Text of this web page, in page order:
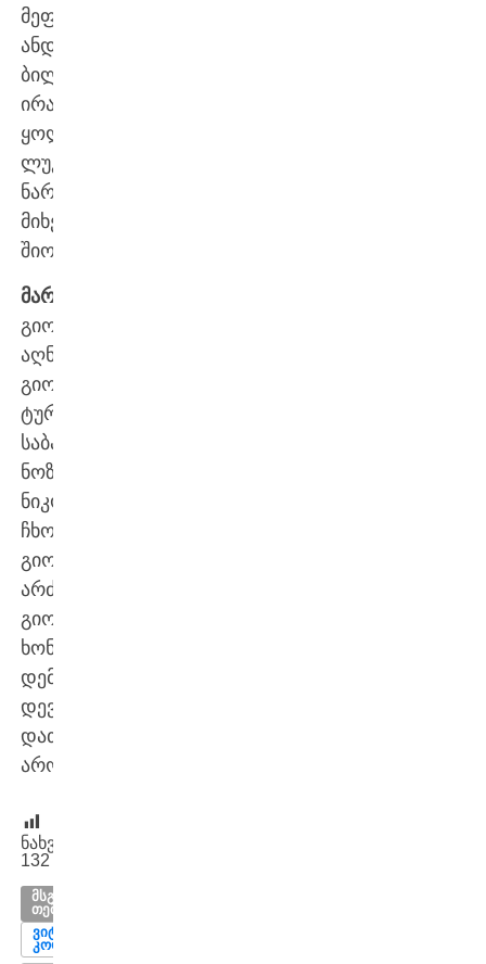
მეფარიშვილი,
ანდრია
ბილანიშვილი,
ირაკლი
ყოლბაია,
ლუკა
ნარსია,
მიხეილ
შიოშვილი;
მარქაფა:
გიორგი
აღნიაშვილი,
გიორგი
ტურაშვილი,
საბა
ნოზაძე,
ნიკოლოზ
ჩხორთოლია,
გიორგი
არძენაძე;
გიორგი
ხონელიძე,
დემეტრე
დევდარიანი,
დათა
არობელიძე.
ნახვები:
132
ᲛᲡᲒᲐᲕᲡᲘ
ᲗᲔᲛᲔᲑᲘ
ᲕᲘᲢᲝ
ᲙᲝᲚᲔᲚᲘᲨᲕᲘᲚᲘ